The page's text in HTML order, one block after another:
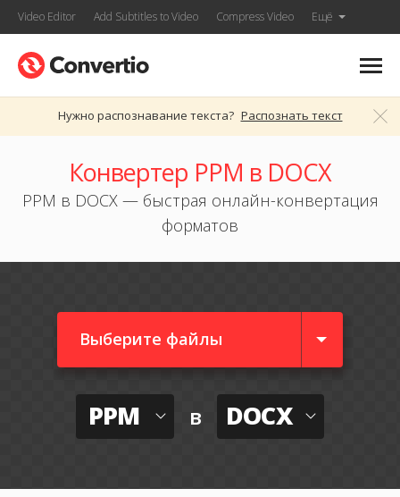
Video Editor Add Subtitles to Video Compress Video Ещё
Нужно распознавание текста? Распознать текст
Конвертер PPM в DOCX
PPM в DOCX — быстрая онлайн-конвертация
форматов
Выберите файлы
PPM в DOCX